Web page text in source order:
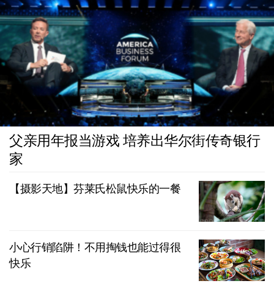
父亲用年报当游戏 培养出华尔街传奇银行
家
【摄影天地】芬莱氏松鼠快乐的一餐
小心行销陷阱！不用掏钱也能过得很
快乐